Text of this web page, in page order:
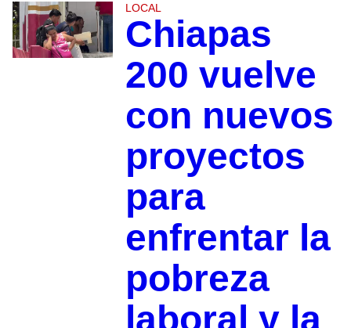
LOCAL
Chiapas
200 vuelve
con nuevos
proyectos
para
enfrentar la
pobreza
laboral y la